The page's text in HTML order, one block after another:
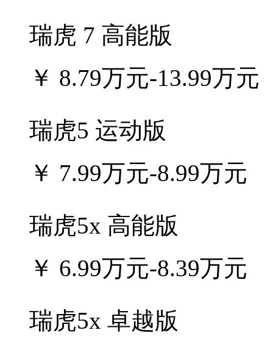
瑞虎 7 高能版
￥ 8.79万元-13.99万元
瑞虎5 运动版
￥ 7.99万元-8.99万元
瑞虎5x 高能版
￥ 6.99万元-8.39万元
瑞虎5x 卓越版